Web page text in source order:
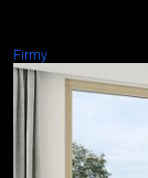
Firmy